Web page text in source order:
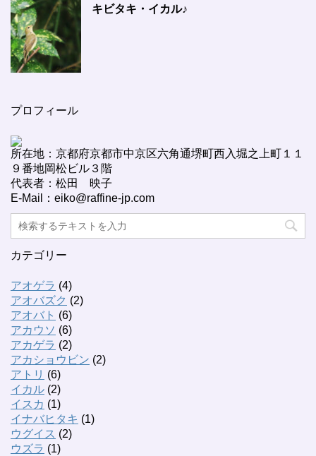
キビタキ・イカル♪
プロフィール
所在地：京都府京都市中京区六角通堺町西入堀之上町１１
９番地岡松ビル３階
代表者：松田 映子
E-Mail：eiko@raffine-jp.com
カテゴリー
アオゲラ (4)
アオバズク (2)
アオバト (6)
アカウソ (6)
アカゲラ (2)
アカショウビン (2)
アトリ (6)
イカル (2)
イスカ (1)
イナバヒタキ (1)
ウグイス (2)
ウズラ (1)